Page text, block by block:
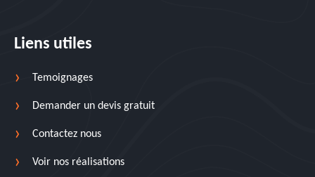
Liens utiles
Temoignages
Demander un devis gratuit
Contactez nous
Voir nos réalisations